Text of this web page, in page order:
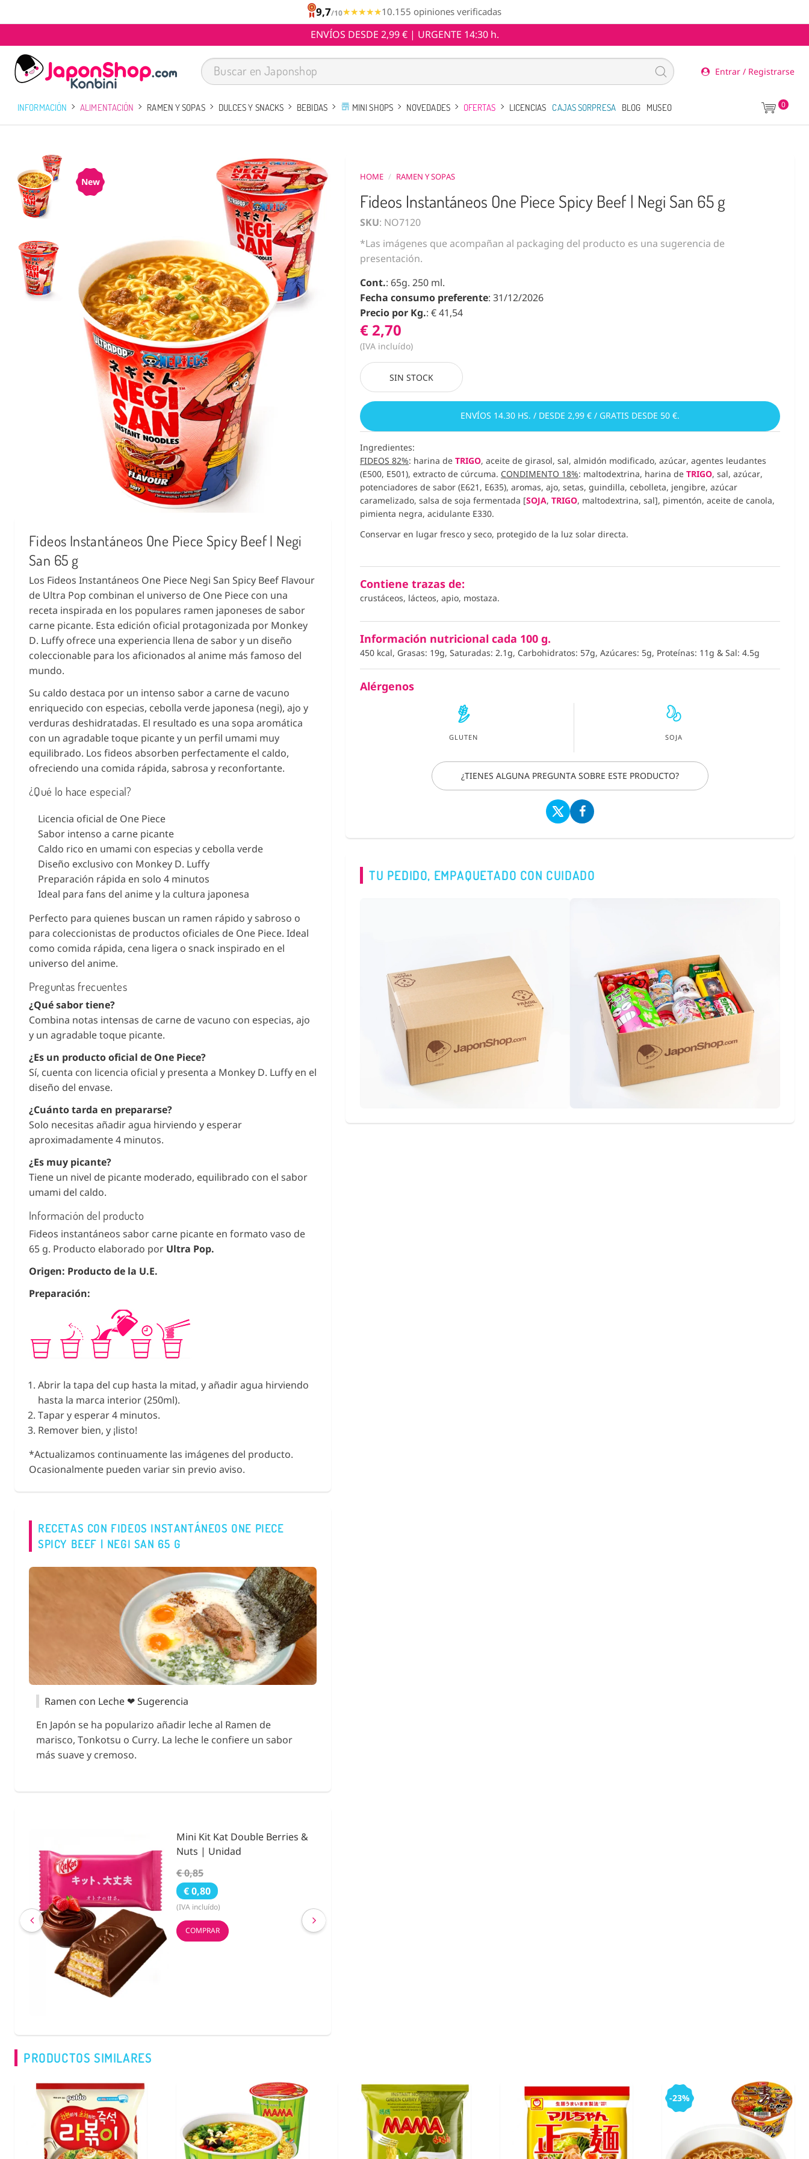
9,7/10★★★★★
★★★★★10.155 opiniones verificadas
ENVÍOS DESDE 2,99 € | URGENTE 14:30 h.
Entrar / Registrarse
INFORMACIÓN ALIMENTACIÓN RAMEN Y SOPAS DULCES Y SNACKS BEBIDAS MINI SHOPS NOVEDADES OFERTAS LICENCIAS CAJAS SORPRESA BLOG MUSEO 0
New
Fideos Instantáneos One Piece Spicy Beef | Negi
San 65 g
Los Fideos Instantáneos One Piece Negi San Spicy Beef Flavour
de Ultra Pop combinan el universo de One Piece con una
receta inspirada en los populares ramen japoneses de sabor
carne picante. Esta edición oficial protagonizada por Monkey
D. Luffy ofrece una experiencia llena de sabor y un diseño
coleccionable para los aficionados al anime más famoso del
mundo.
Su caldo destaca por un intenso sabor a carne de vacuno
enriquecido con especias, cebolla verde japonesa (negi), ajo y
verduras deshidratadas. El resultado es una sopa aromática
con un agradable toque picante y un perfil umami muy
equilibrado. Los fideos absorben perfectamente el caldo,
ofreciendo una comida rápida, sabrosa y reconfortante.
¿Qué lo hace especial?
Licencia oficial de One Piece
Sabor intenso a carne picante
Caldo rico en umami con especias y cebolla verde
Diseño exclusivo con Monkey D. Luffy
Preparación rápida en solo 4 minutos
Ideal para fans del anime y la cultura japonesa
Perfecto para quienes buscan un ramen rápido y sabroso o
para coleccionistas de productos oficiales de One Piece. Ideal
como comida rápida, cena ligera o snack inspirado en el
universo del anime.
Preguntas frecuentes
¿Qué sabor tiene?
Combina notas intensas de carne de vacuno con especias, ajo
y un agradable toque picante.
¿Es un producto oficial de One Piece?
Sí, cuenta con licencia oficial y presenta a Monkey D. Luffy en el
diseño del envase.
¿Cuánto tarda en prepararse?
Solo necesitas añadir agua hirviendo y esperar
aproximadamente 4 minutos.
¿Es muy picante?
Tiene un nivel de picante moderado, equilibrado con el sabor
umami del caldo.
Información del producto
Fideos instantáneos sabor carne picante en formato vaso de
65 g. Producto elaborado por Ultra Pop.
Origen: Producto de la U.E.
Preparación:
Abrir la tapa del cup hasta la mitad, y añadir agua hirviendo
hasta la marca interior (250ml).
Tapar y esperar 4 minutos.
Remover bien, y ¡listo!
*Actualizamos continuamente las imágenes del producto.
Ocasionalmente pueden variar sin previo aviso.
RECETAS CON FIDEOS INSTANTÁNEOS ONE PIECE
SPICY BEEF | NEGI SAN 65 G
Ramen con Leche ❤ Sugerencia
En Japón se ha popularizo añadir leche al Ramen de
marisco, Tonkotsu o Curry. La leche le confiere un sabor
más suave y cremoso.
Condimento Bento Furikake
Noritama 25g.
€ 3,55
€ 2,59
(IVA incluído)
COMPRAR
HOME / RAMEN Y SOPAS
Fideos Instantáneos One Piece Spicy Beef | Negi San 65 g
SKU: NO7120
*Las imágenes que acompañan al packaging del producto es una sugerencia de
presentación.
Cont.: 65g. 250 ml.
Fecha consumo preferente: 31/12/2026
Precio por Kg.: € 41,54
€ 2,70
(IVA incluído)
SIN STOCK
ENVÍOS 14.30 HS. / DESDE 2,99 € / GRATIS DESDE 50 €.
Ingredientes:
FIDEOS 82%: harina de TRIGO, aceite de girasol, sal, almidón modificado, azúcar, agentes leudantes
(E500, E501), extracto de cúrcuma. CONDIMENTO 18%: maltodextrina, harina de TRIGO, sal, azúcar,
potenciadores de sabor (E621, E635), aromas, ajo, setas, guindilla, cebolleta, jengibre, azúcar
caramelizado, salsa de soja fermentada [SOJA, TRIGO, maltodextrina, sal], pimentón, aceite de canola,
pimienta negra, acidulante E330.
Conservar en lugar fresco y seco, protegido de la luz solar directa.
Contiene trazas de:
crustáceos, lácteos, apio, mostaza.
Información nutricional cada 100 g.
450 kcal, Grasas: 19g, Saturadas: 2.1g, Carbohidratos: 57g, Azúcares: 5g, Proteínas: 11g & Sal: 4.5g
Alérgenos
GLUTEN SOJA
¿TIENES ALGUNA PREGUNTA SOBRE ESTE PRODUCTO?
TU PEDIDO, EMPAQUETADO CON CUIDADO
PRODUCTOS SIMILARES
-23%